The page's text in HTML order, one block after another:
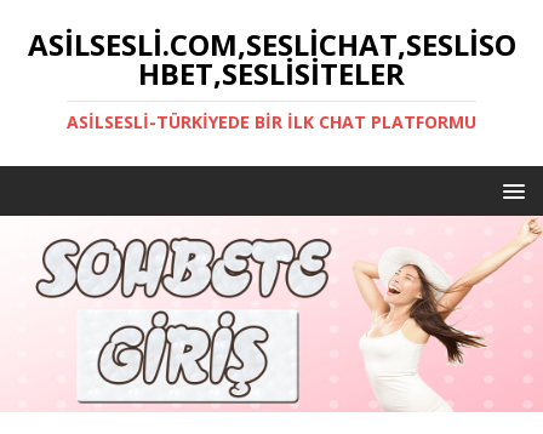
ASILSESLI.COM,SESLICHAT,SESLISO
HBET,SESLISITELER
ASILSESLI-TÜRKIYEDE BIR İLK CHAT PLATFORMU